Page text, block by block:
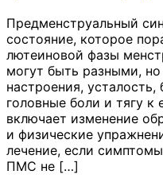
Предменструальный
состояние, которое
лютеиновой фазы
могут быть разными,
настроения, усталость,
головные боли и тягу к
включает изменение
и физические
лечение, если
ПМС не […]